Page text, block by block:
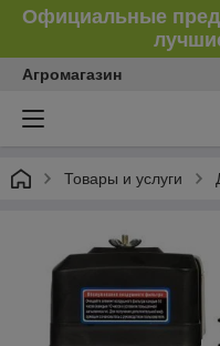
Официальные
Агромагазин
Товары и услуги